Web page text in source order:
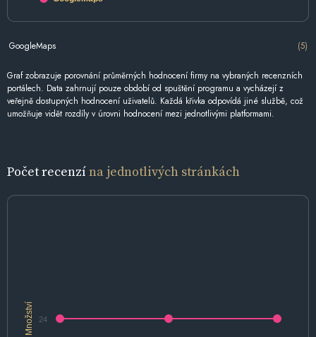
GoogleMaps (5)
Graf zobrazuje porovnání průměrných hodnocení firmy na vybraných recenzních
portálech. Data zahrnují pouze období od spuštění programu a vycházejí z
veřejně dostupných hodnocení uživatelů. Každá křivka odpovídá jiné službě, což
umožňuje vidět rozdíly v úrovni hodnocení mezi jednotlivými platformami.
Počet recenzína jednotlivých stránkách
Množství 24